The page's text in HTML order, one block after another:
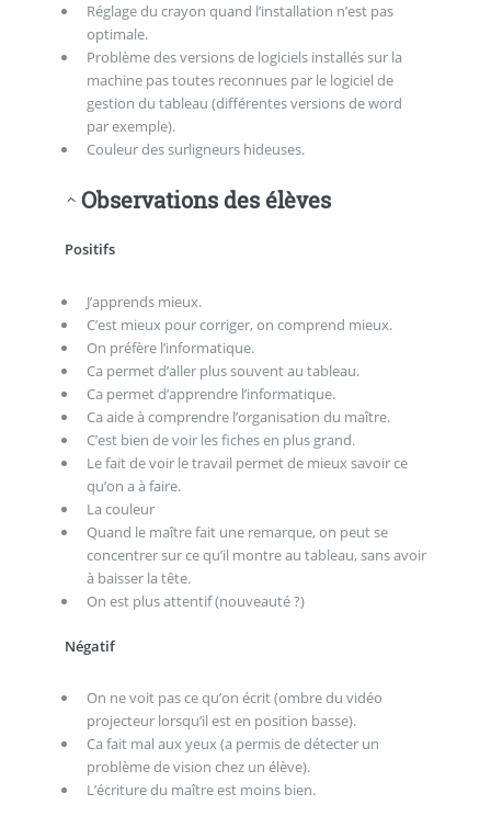
Réglage du crayon quand l’installation n’est pas
optimale.
Problème des versions de logiciels installés sur la
machine pas toutes reconnues par le logiciel de
gestion du tableau (différentes versions de word
par exemple).
Couleur des surligneurs hideuses.
Observations des élèves
Positifs
J’apprends mieux.
C’est mieux pour corriger, on comprend mieux.
On préfère l’informatique.
Ca permet d’aller plus souvent au tableau.
Ca permet d’apprendre l’informatique.
Ca aide à comprendre l’organisation du maître.
C’est bien de voir les fiches en plus grand.
Le fait de voir le travail permet de mieux savoir ce
qu’on a à faire.
La couleur
Quand le maître fait une remarque, on peut se
concentrer sur ce qu’il montre au tableau, sans avoir
à baisser la tête.
On est plus attentif (nouveauté ?)
Négatif
On ne voit pas ce qu’on écrit (ombre du vidéo
projecteur lorsqu’il est en position basse).
Ca fait mal aux yeux (a permis de détecter un
problème de vision chez un élève).
L’écriture du maître est moins bien.